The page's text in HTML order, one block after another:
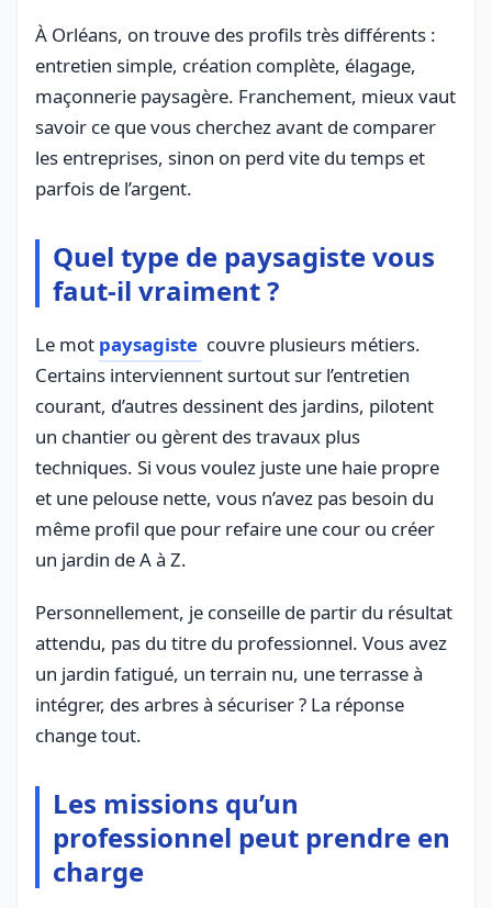
À Orléans, on trouve des profils très différents :
entretien simple, création complète, élagage,
maçonnerie paysagère. Franchement, mieux vaut
savoir ce que vous cherchez avant de comparer
les entreprises, sinon on perd vite du temps et
parfois de l’argent.
Quel type de paysagiste vous
faut-il vraiment ?
Le mot paysagiste couvre plusieurs métiers.
Certains interviennent surtout sur l’entretien
courant, d’autres dessinent des jardins, pilotent
un chantier ou gèrent des travaux plus
techniques. Si vous voulez juste une haie propre
et une pelouse nette, vous n’avez pas besoin du
même profil que pour refaire une cour ou créer
un jardin de A à Z.
Personnellement, je conseille de partir du résultat
attendu, pas du titre du professionnel. Vous avez
un jardin fatigué, un terrain nu, une terrasse à
intégrer, des arbres à sécuriser ? La réponse
change tout.
Les missions qu’un
professionnel peut prendre en
charge